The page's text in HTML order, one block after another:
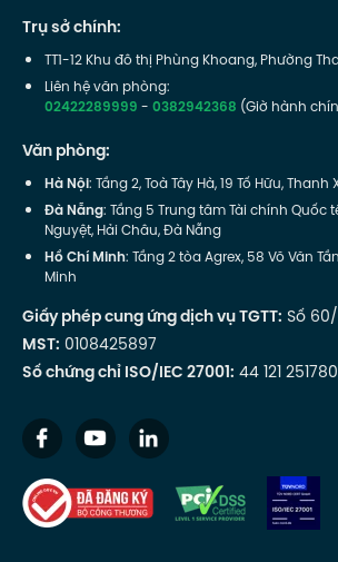
Trụ sở chính:
TT1-12 Khu đô thị Phùng Khoang, Phường
Liên hệ văn phòng:
02422289999-0382942368 (Giờ hành
Văn phòng:
Hà Nội: Tầng 2, Toà Tây Hà, 19 Tố Hữu, Thanh
Đà Nẵng: Tầng 5 Trung tâm Tài chính Quốc
Nguyệt, Hải Châu, Đà Nẵng
Hồ Chí Minh: Tầng 2 tòa Agrex, 58 Võ Văn
Minh
Giấy phép cung ứng dịch vụ TGTT: Số
MST: 0108425897
Số chứng chỉ ISO/IEC 27001: 44 121 251780